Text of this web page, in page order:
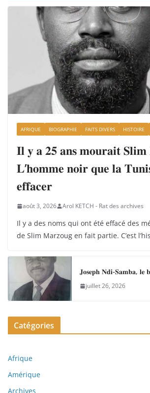
AFRIQUE BIOGRAPHIE FAITS DIVERS HISTOIRE
𝐈𝐥 𝐲 𝐚 𝟐𝟓 𝐚𝐧𝐬 𝐦𝐨𝐮𝐫𝐚𝐢𝐭
𝐋’𝐡𝐨𝐦𝐦𝐞 𝐧𝐨𝐢𝐫 𝐪𝐮𝐞 𝐥𝐚
𝐞𝐟𝐟𝐚𝐜𝐞𝐫
août 3, 2026 Arol KETCH - Rat des archives
Il y a des noms qui ont été effacé des
de Slim Marzoug en fait partie. C’est
𝐉𝐨𝐬𝐞𝐩𝐡 𝐍𝐝𝐢-𝐒𝐚𝐦𝐛𝐚, 𝐥𝐞
juillet 26, 2026
Catégories
Afrique
Amérique
Archives